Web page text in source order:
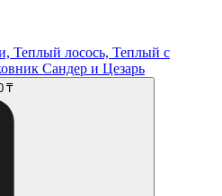
Теплый лосось, Теплый с
Cандер и Цезарь
₸